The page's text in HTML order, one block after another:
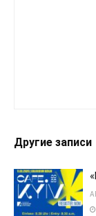
Другие записи